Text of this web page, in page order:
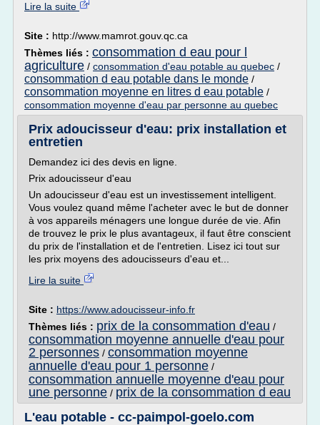
Lire la suite
Site : http://www.mamrot.gouv.qc.ca
Thèmes liés : consommation d eau pour l
agriculture / consommation d'eau potable au quebec /
consommation d eau potable dans le monde /
consommation moyenne en litres d eau potable /
consommation moyenne d'eau par personne au quebec
Prix adoucisseur d'eau: prix installation et
entretien
Demandez ici des devis en ligne.
Prix adoucisseur d'eau
Un adoucisseur d'eau est un investissement intelligent.
Vous voulez quand même l'acheter avec le but de donner
à vos appareils ménagers une longue durée de vie. Afin
de trouvez le prix le plus avantageux, il faut être conscient
du prix de l'installation et de l'entretien. Lisez ici tout sur
les prix moyens des adoucisseurs d'eau et...
Lire la suite
Site : https://www.adoucisseur-info.fr
Thèmes liés : prix de la consommation d'eau /
consommation moyenne annuelle d'eau pour
2 personnes / consommation moyenne
annuelle d'eau pour 1 personne /
consommation annuelle moyenne d'eau pour
une personne / prix de la consommation d eau
L'eau potable - cc-paimpol-goelo.com